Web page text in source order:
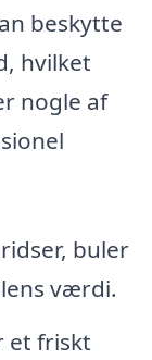
beskytte
hvilket
nogle af
buler
værdi.
et friskt